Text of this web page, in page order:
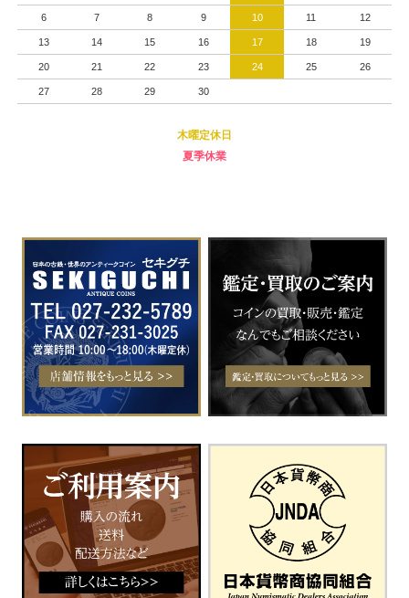
6 7 8 9 10 11 12
13 14 15 16 17 18 19
20 21 22 23 24 25 26
27 28 29 30
木曜定休日
夏季休業